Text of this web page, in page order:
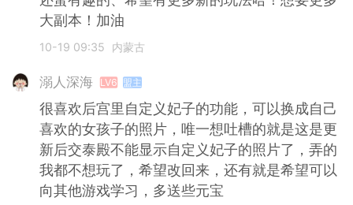
大副本！加油
10-19 09:35 内蒙古
溺人深海 LV6 盟主
很喜欢后宫里自定义妃子的功能，可以换成自己
喜欢的女孩子的照片，唯一想吐槽的就是这是更
新后交泰殿不能显示自定义妃子的照片了，弄的
我都不想玩了，希望改回来，还有就是希望可以
向其他游戏学习，多送些元宝